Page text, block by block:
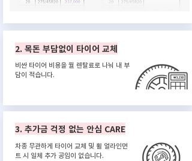
2. 목돈 부담없이 타이어 교체
비싼 타이어 비용을 월 렌탈료로 나눠 내 부
담이 적습니다.
3. 추가금 걱정 없는 안심 CARE
차종 무관하게 타이어 교체 및 휠 얼라인먼
트 시 일체 추가 공임이 없습니다.